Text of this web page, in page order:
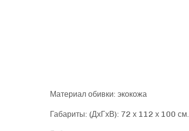
Материал обивки: экокожа
Габариты: (ДхГхВ): 72 х 112 х 100 см.